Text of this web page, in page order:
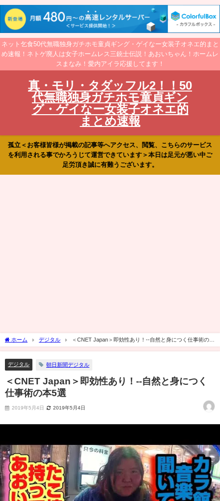
ネット乞食50代無職独身ガチホモ童貞ギング・ゲイなー女装子オネエ的まと
め速報！ネトゲ廃人は女子ホームレス三銃士伝説！あおいちゃん！ホームレ
スまなみ！愛内アイラ応援してます！
真・モリ・タダッフル2！！50
代無職独身ガチホモ童貞ギン
グ・ゲイなー女装子オネエ的
まとめ速報
孤立＜お客様皆様が掲載の記事等へアクセス、閲覧、こちらのサービス
を利用される事でかろうじて運営できています＞本日は足元が悪い中ご
足労頂き誠に有難うございます。
ホーム デジタル
＜CNET Japan＞即効性あり！--自然と身につく仕事術の本
5選
デジタル 朝日新聞デジタル
＜CNET Japan＞即効性あり！--自然と身につく
仕事術の本5選
2019年5月4日 2019年5月4日